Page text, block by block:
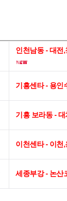
인천남동 - 대전
기흥센타 - 용인
기흥 보라동 -
이천센타 - 이천
세종부강 - 논산